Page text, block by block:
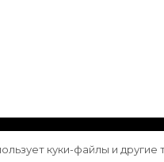
. Все права
куки-файлы и